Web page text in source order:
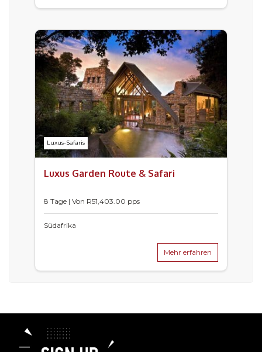
Luxus-Safaris
Luxus Garden Route & Safari
8 Tage | Von R51,403.00 pps
Südafrika
Mehr erfahren